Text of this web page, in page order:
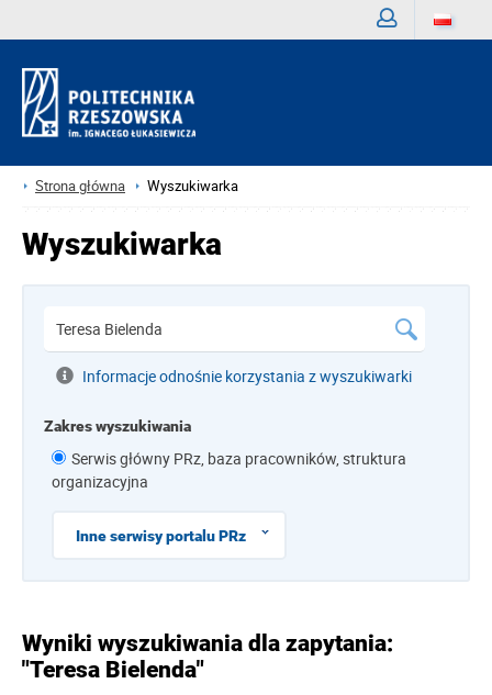
Strona główna Wyszukiwarka
Wyszukiwarka
Informacje odnośnie korzystania z wyszukiwarki
Zakres wyszukiwania
Serwis główny PRz, baza pracowników, struktura
organizacyjna
Inne serwisy portalu PRz
Wyniki wyszukiwania dla zapytania:
"Teresa Bielenda"